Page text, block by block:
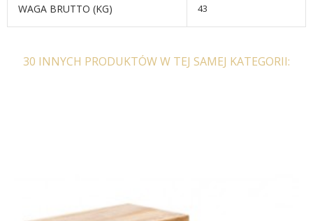
WAGA BRUTTO (KG) 43
30 INNYCH PRODUKTÓW W TEJ SAMEJ KATEGORII: